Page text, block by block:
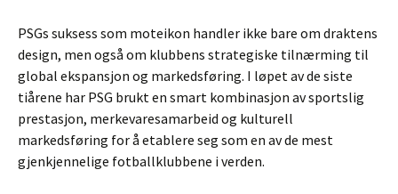
PSGs suksess som moteikon handler ikke bare om draktens
design, men også om klubbens strategiske tilnærming til
global ekspansjon og markedsføring. I løpet av de siste
tiårene har PSG brukt en smart kombinasjon av sportslig
prestasjon, merkevaresamarbeid og kulturell
markedsføring for å etablere seg som en av de mest
gjenkjennelige fotballklubbene i verden.